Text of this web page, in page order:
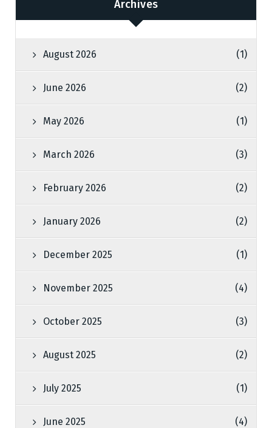
Archives
August 2026 (1)
June 2026 (2)
May 2026 (1)
March 2026 (3)
February 2026 (2)
January 2026 (2)
December 2025 (1)
November 2025 (4)
October 2025 (3)
August 2025 (2)
July 2025 (1)
June 2025 (4)